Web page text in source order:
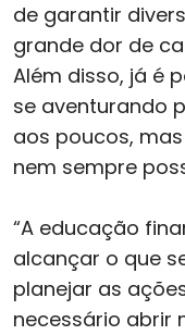
de garantir
grande dor de
Além disso, já é
se aventurando
aos poucos,
nem sempre
“A educação
alcançar o que
planejar as
necessário abrir